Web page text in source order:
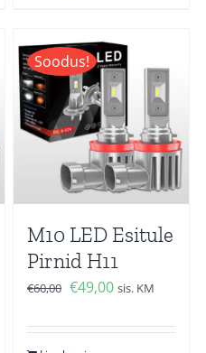
Soodus!
M10 LED Esitule
Pirnid H11
€60,00 Algne
oli:
€49,00Current
is:
sis. KM